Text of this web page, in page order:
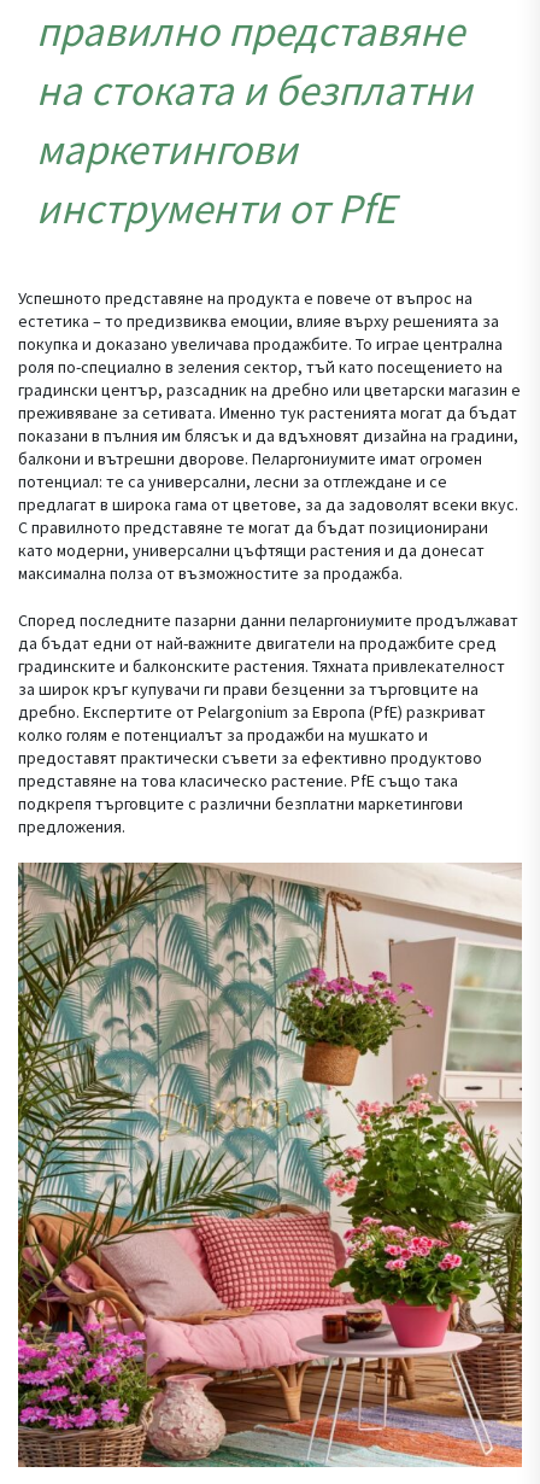
правилно представяне
на стоката и безплатни
маркетингови
инструменти от PfE
Успешното представяне на продукта е повече от въпрос на
естетика – то предизвиква емоции, влияе върху решенията за
покупка и доказано увеличава продажбите. То играе централна
роля по-специално в зеления сектор, тъй като посещението на
градински център, разсадник на дребно или цветарски магазин е
преживяване за сетивата. Именно тук растенията могат да бъдат
показани в пълния им блясък и да вдъхновят дизайна на градини,
балкони и вътрешни дворове. Пеларгониумите имат огромен
потенциал: те са универсални, лесни за отглеждане и се
предлагат в широка гама от цветове, за да задоволят всеки вкус.
С правилното представяне те могат да бъдат позиционирани
като модерни, универсални цъфтящи растения и да донесат
максимална полза от възможностите за продажба.
Според последните пазарни данни пеларгониумите продължават
да бъдат едни от най-важните двигатели на продажбите сред
градинските и балконските растения. Тяхната привлекателност
за широк кръг купувачи ги прави безценни за търговците на
дребно. Експертите от Pelargonium за Европа (PfE) разкриват
колко голям е потенциалът за продажби на мушкато и
предоставят практически съвети за ефективно продуктово
представяне на това класическо растение. PfE също така
подкрепя търговците с различни безплатни маркетингови
предложения.